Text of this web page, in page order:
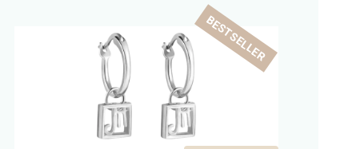
BESTSELLER